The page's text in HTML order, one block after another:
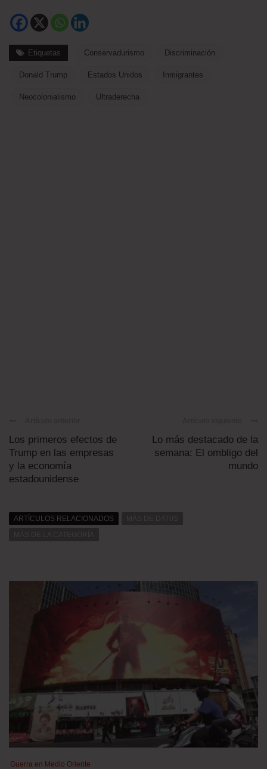
Etiquetas Conservadurismo Discriminación
Donald Trump Estados Unidos Inmigrantes
Neocolonialismo Ultraderecha
Los primeros efectos de
Trump en las empresas
y la economía
estadounidense
Lo más destacado de la
semana: El ombligo del
mundo
ARTÍCULOS RELACIONADOS
Guerra en Medio Oriente